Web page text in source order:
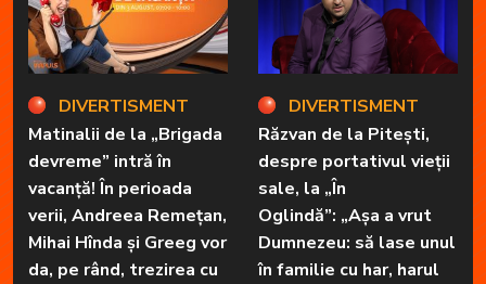
DIVERTISMENT
Matinalii de la „Brigada
devreme” intră în
vacanță! În perioada
verii, Andreea Remețan,
Mihai Hînda și Greeg vor
da, pe rând, trezirea cu
DIVERTISMENT
Răzvan de la Pitești,
despre portativul vieții
sale, la „În
Oglindă”: „Așa a vrut
Dumnezeu: să lase unul
în familie cu har, harul